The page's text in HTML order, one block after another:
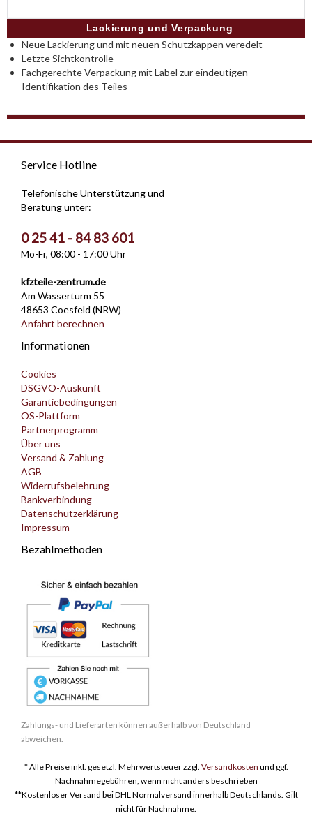
Lackierung und Verpackung
Neue Lackierung und mit neuen Schutzkappen veredelt
Letzte Sichtkontrolle
Fachgerechte Verpackung mit Label zur eindeutigen
Identifikation des Teiles
Service Hotline
Telefonische Unterstützung und
Beratung unter:
0 25 41 - 84 83 601
Mo-Fr, 08:00 - 17:00 Uhr
kfzteile-zentrum.de
Am Wasserturm 55
48653 Coesfeld (NRW)
Anfahrt berechnen
Informationen
Cookies
DSGVO-Auskunft
Garantiebedingungen
OS-Plattform
Partnerprogramm
Über uns
Versand & Zahlung
AGB
Widerrufsbelehrung
Bankverbindung
Datenschutzerklärung
Impressum
Bezahlmethoden
Zahlungs- und Lieferarten können außerhalb von Deutschland
abweichen.
* Alle Preise inkl. gesetzl. Mehrwertsteuer zzgl. Versandkosten und ggf.
Nachnahmegebühren, wenn nicht anders beschrieben
**Kostenloser Versand bei DHL Normalversand innerhalb Deutschlands. Gilt
nicht für Nachnahme.